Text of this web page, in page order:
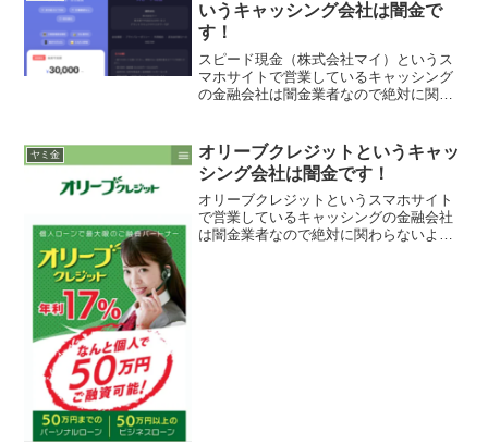
いうキャッシング会社は闇金で
す！
スピード現金（株式会社マイ）というス
マホサイトで営業しているキャッシング
の金融会社は闇金業者なので絶対に関わ
資！身分証だけでOK、在籍確認なし、累
計10万DLで3～...
ヤミ金
オリーブクレジットというキャッ
シング会社は闇金です！
オリーブクレジットというスマホサイト
で営業しているキャッシングの金融会社
は闇金業者なので絶対に関わらないよう